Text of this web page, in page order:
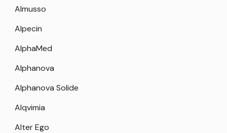
Almusso
Alpecin
AlphaMed
Alphanova
Alphanova Solide
Alqvimia
Alter Ego